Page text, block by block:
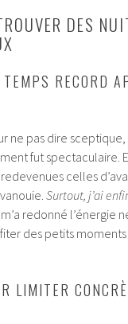
DES
RECORD
ne pas dire
fut spectaculaire.
celles
Surtout, j’ai
redonné l’énergie
des petits
LIMITER